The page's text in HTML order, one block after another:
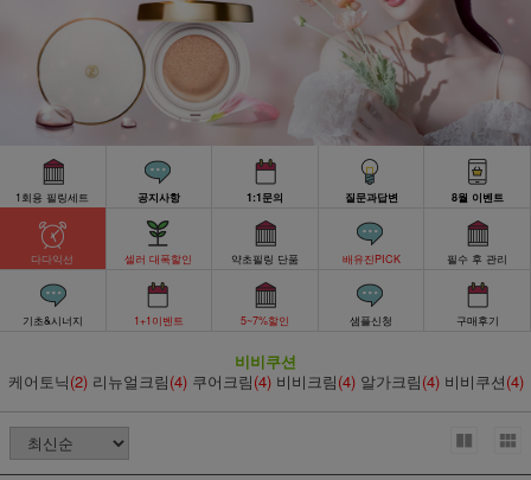
1회용 필링세트 공지사항 1:1문의 질문과답변 8월 이벤트
다다익선 셀러 대폭할인 약초필링 단품 배유진PICK 필수 후 관리
기초&시너지 1+1이벤트 5~7%할인 샘플신청 구매후기
비비쿠션
케어토닉(2) 리뉴얼크림(4) 쿠어크림(4) 비비크림(4) 알가크림(4) 비비쿠션(4)